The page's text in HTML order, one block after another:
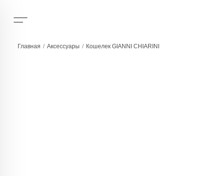
Главная / Аксессуары / Кошелек GIANNI CHIARINI